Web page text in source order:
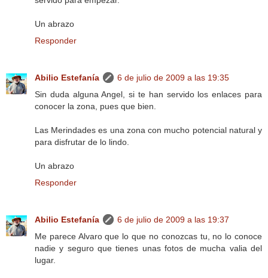
Un abrazo
Responder
Abilio Estefanía
6 de julio de 2009 a las 19:35
Sin duda alguna Angel, si te han servido los enlaces para
conocer la zona, pues que bien.
Las Merindades es una zona con mucho potencial natural y
para disfrutar de lo lindo.
Un abrazo
Responder
Abilio Estefanía
6 de julio de 2009 a las 19:37
Me parece Alvaro que lo que no conozcas tu, no lo conoce
nadie y seguro que tienes unas fotos de mucha valia del
lugar.